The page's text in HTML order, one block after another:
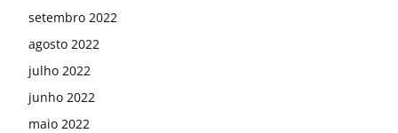
setembro 2022
agosto 2022
julho 2022
junho 2022
maio 2022